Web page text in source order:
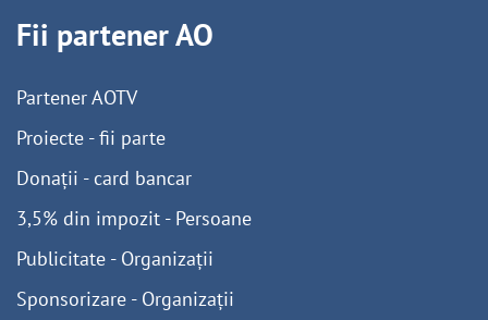
Fii partener AO
Partener AOTV
Proiecte - fii parte
Donații - card bancar
3,5% din impozit - Persoane
Publicitate - Organizații
Sponsorizare - Organizații